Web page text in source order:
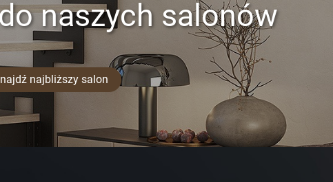
naszych salonów
najbliższy salon